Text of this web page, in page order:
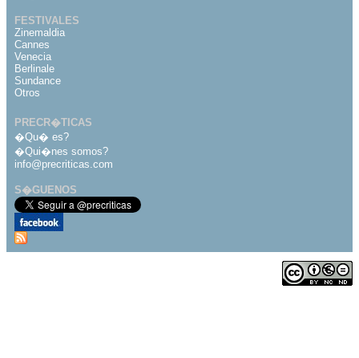
FESTIVALES
Zinemaldia
Cannes
Venecia
Berlinale
Sundance
Otros
PRECR�TICAS
�Qu� es?
�Qui�nes somos?
info@precriticas.com
S�GUENOS